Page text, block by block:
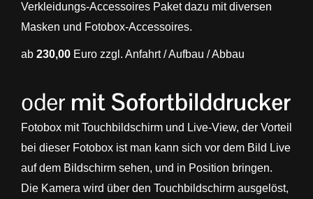
Verkleidungs-Accessoires Paket dazu mit diversen
Masken und Fotobox-Accessoires.
ab 230,00 Euro zzgl. Anfahrt / Aufbau / Abbau
oder mit Sofortbilddrucker
Fotobox mit Touchbildschirm und Live-View, der Vorteil
bei dieser Fotobox ist man kann sich vor dem Bild Live
auf dem Bildschirm sehen, und in Position bringen.
Die Kamera wird über den Touchbildschirm ausgelöst,